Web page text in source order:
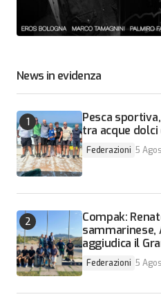
News in evidenza
Pesca
tra acque dolci
Federazioni 5
Compak:
sammarinese,
aggiudica il
Federazioni 5